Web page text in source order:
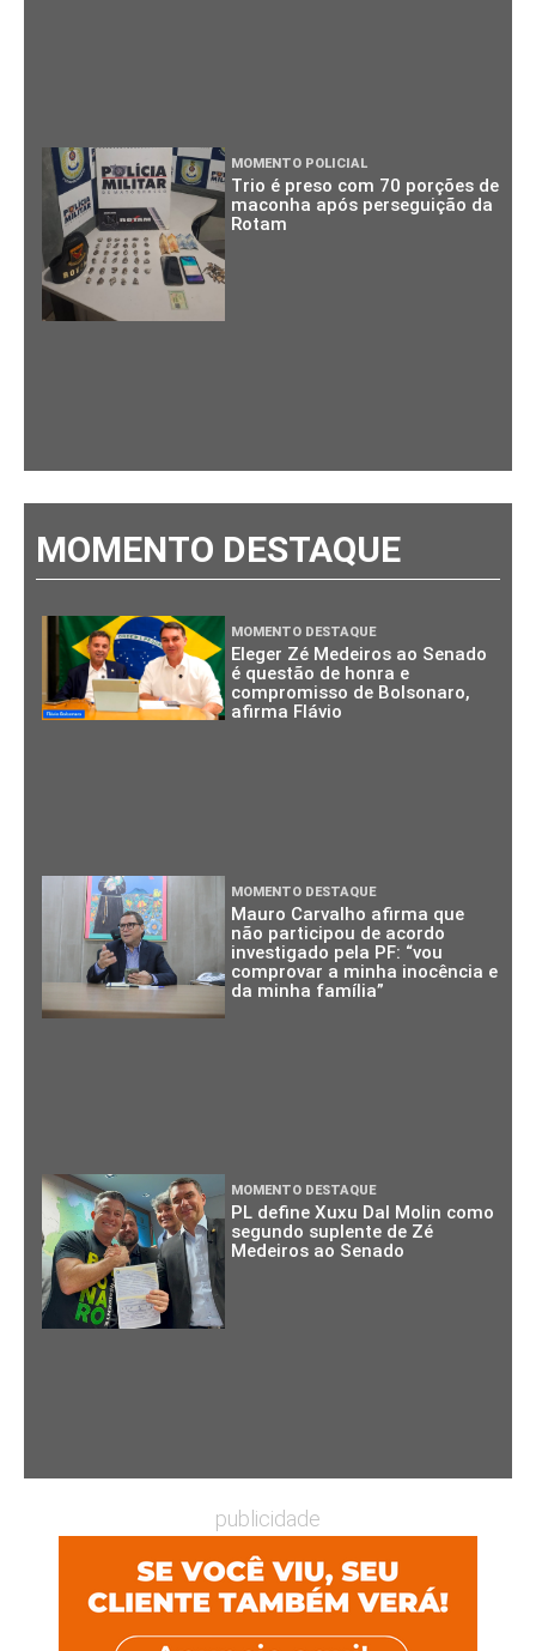
MOMENTO POLICIAL
Trio é preso com 70 porções de
maconha após perseguição da
Rotam
MOMENTO DESTAQUE
MOMENTO DESTAQUE
Eleger Zé Medeiros ao Senado
é questão de honra e
compromisso de Bolsonaro,
afirma Flávio
MOMENTO DESTAQUE
Mauro Carvalho afirma que
não participou de acordo
investigado pela PF: “vou
comprovar a minha inocência e
da minha família”
MOMENTO DESTAQUE
PL define Xuxu Dal Molin como
segundo suplente de Zé
Medeiros ao Senado
publicidade